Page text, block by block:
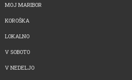
MOJ MARIBOR
KOROŠKA
LOKALNO
V SOBOTO
V NEDELJO